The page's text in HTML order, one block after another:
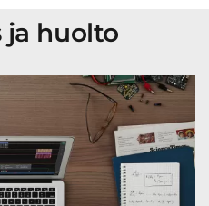
ja huolto